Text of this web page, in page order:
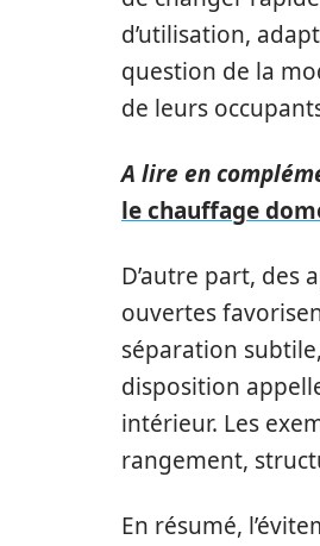
d’utilisation,
question de la
de leurs
A lire en
le chauffage
D’autre part, des
ouvertes
séparation
disposition
intérieur. Les
rangement,
En résumé,